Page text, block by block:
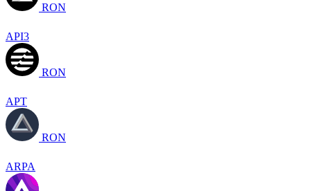
RON
API3
RON
APT
RON
ARPA